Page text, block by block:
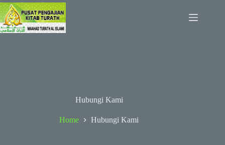
Skip
to
content
Hubungi Kami
Home Hubungi Kami